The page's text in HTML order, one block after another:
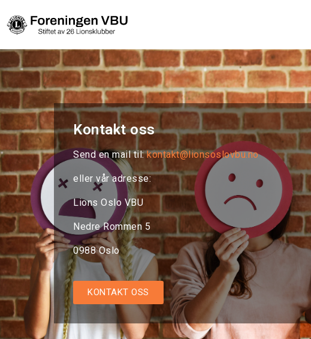
Kontakt oss
Send en mail til:kontakt@lionsoslovbu.no
eller vår adresse:
Lions Oslo VBU
Nedre Rommen 5
0988 Oslo
KONTAKT OSS